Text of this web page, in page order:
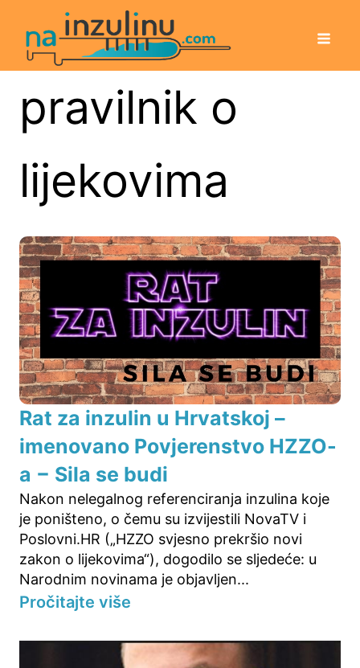
pravilnik o
lijekovima
Rat za inzulin u Hrvatskoj –
imenovano Povjerenstvo HZZO-
a − Sila se budi
Nakon nelegalnog referenciranja inzulina koje
je poništeno, o čemu su izvijestili NovaTV i
Poslovni.HR („HZZO svjesno prekršio novi
zakon o lijekovima“), dogodilo se sljedeće: u
Narodnim novinama je objavljen...
Pročitajte više